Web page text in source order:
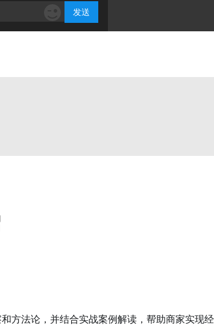
方法论，并结合实战案例解读，帮助商家实现